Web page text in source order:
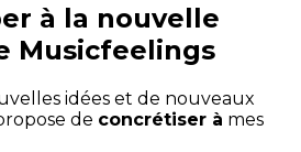
à la nouvelle
Musicfeelings
idées et de nouveaux
de concrétiser à mes